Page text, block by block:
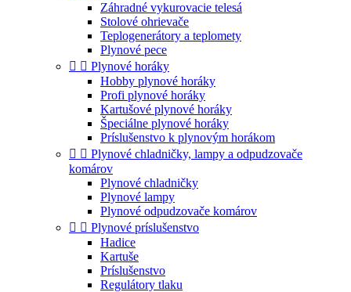
Záhradné vykurovacie telesá
Stolové ohrievače
Teplogenerátory a teplomety
Plynové pece
  Plynové horáky
Hobby plynové horáky
Profi plynové horáky
Kartušové plynové horáky
Špeciálne plynové horáky
Príslušenstvo k plynovým horákom
  Plynové chladničky, lampy a odpudzovače
komárov
Plynové chladničky
Plynové lampy
Plynové odpudzovače komárov
  Plynové príslušenstvo
Hadice
Kartuše
Príslušenstvo
Regulátory tlaku